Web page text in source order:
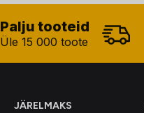
Palju tooteid
Üle 15 000 toote
JÄRELMAKS